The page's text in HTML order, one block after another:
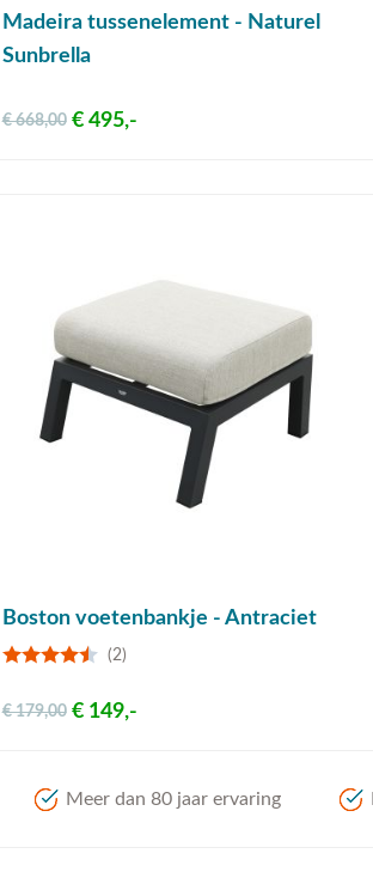
Madeira tussenelement - Naturel
Sunbrella
€ 495,-
€ 668,00
Boston voetenbankje - Antraciet
(2)
€ 149,-
€ 179,00
Meer dan 80 jaar ervaring